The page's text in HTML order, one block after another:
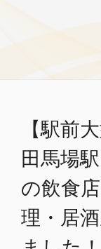
【駅前
田馬場
の飲食
理・居